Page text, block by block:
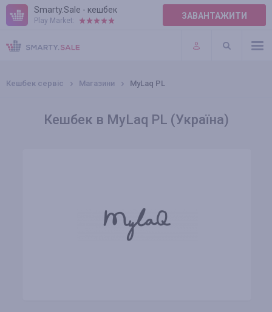
Smarty.Sale - кешбек
Play Market: ЗАВАНТАЖИТИ
ПРАВИЛА
ПЛАГІНИ
Кешбек сервіс Магазини MyLaq PL
Кешбек в MyLaq PL (Україна)